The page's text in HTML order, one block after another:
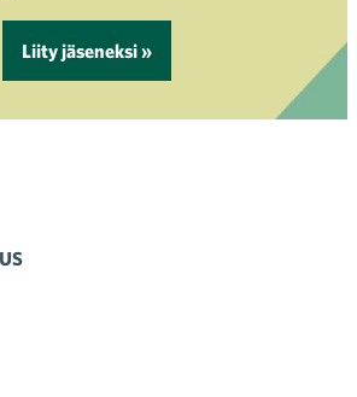
Liity jäseneksi »